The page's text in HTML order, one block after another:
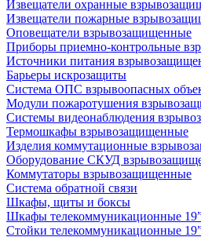
Извещатели охранные
Извещатели пожарные
Оповещатели взрывозащищенные
Приборы приемно-контрольные
Источники питания
Барьеры искрозащиты
Система ОПС взрывоопасных
Модули пожаротушения
Системы видеонаблюдения
Термошкафы взрывозащищенные
Изделия коммутационные
Оборудование СКУД
Коммутаторы взрывозащищенные
Система обратной связи
Шкафы, щиты и боксы
Шкафы телекоммуникационные
Стойки телекоммуникационные